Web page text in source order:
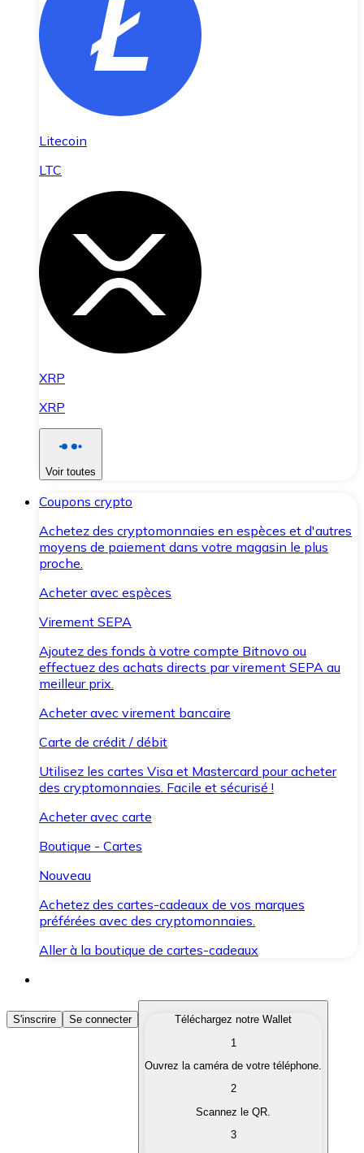
Litecoin
LTC
XRP
XRP
Voir toutes
Coupons crypto
Achetez des cryptomonnaies en espèces et d'autres
moyens de paiement dans votre magasin le plus
proche.
Acheter avec espèces
Virement SEPA
Ajoutez des fonds à votre compte Bitnovo ou
effectuez des achats directs par virement SEPA au
meilleur prix.
Acheter avec virement bancaire
Carte de crédit / débit
Utilisez les cartes Visa et Mastercard pour acheter
des cryptomonnaies. Facile et sécurisé !
Acheter avec carte
Boutique - Cartes
Nouveau
Achetez des cartes-cadeaux de vos marques
préférées avec des cryptomonnaies.
Aller à la boutique de cartes-cadeaux
Acheter des Cryptomonnaies
Achetez les cryptomonnaies qui vous intéressent
Convertissez vos cryptomonnaies en monnaie
S'inscrire Se connecter
Téléchargez notre Wallet
1
Ouvrez la caméra de votre téléphone.
2
Scannez le QR.
3